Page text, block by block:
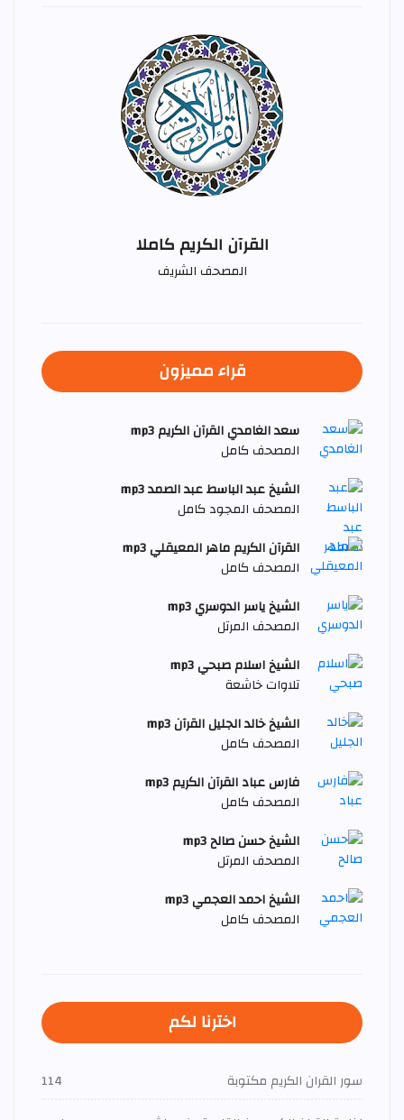
القرآن الكريم كاملا
المصحف الشريف
قراء مميزون
سعد الغامدي القرآن الكريم mp3
المصحف كامل
الشيخ عبد الباسط عبد الصمد mp3
المصحف المجود كامل
القرآن الكريم ماهر المعيقلي mp3
المصحف كامل
الشيخ ياسر الدوسري mp3
المصحف المرتل
الشيخ اسلام صبحي mp3
تلاوات خاشعة
الشيخ خالد الجليل القرآن mp3
المصحف كامل
فارس عباد القرآن الكريم mp3
المصحف كامل
الشيخ حسن صالح mp3
المصحف المرتل
الشيخ احمد العجمي mp3
المصحف كامل
اخترنا لكم
سور القران الكريم مكتوبة
114